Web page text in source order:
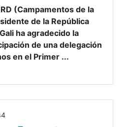
(Campamentos de la
de la República
ha agradecido la
de una delegación
en el Primer ...